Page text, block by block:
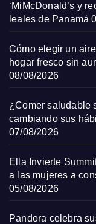
‘MiMcDonald’s y
leales de Panamá
Cómo elegir un
hogar fresco sin
08/08/2026
¿Comer saludable
cambiando sus
07/08/2026
Ella Invierte
a las mujeres a
05/08/2026
Pandora celebra